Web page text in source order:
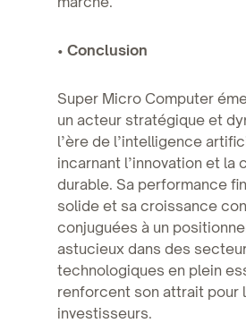
• Conclusion
Super Micro Computer
un acteur stratégique et
l’ère de l’intelligence
incarnant l’innovation et la
durable. Sa performance
solide et sa croissance
conjuguées à un
astucieux dans des
technologiques en plein
renforcent son attrait pour
investisseurs.